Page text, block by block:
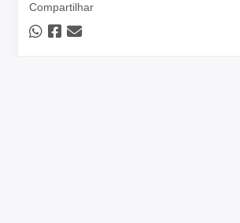
Compartilhar